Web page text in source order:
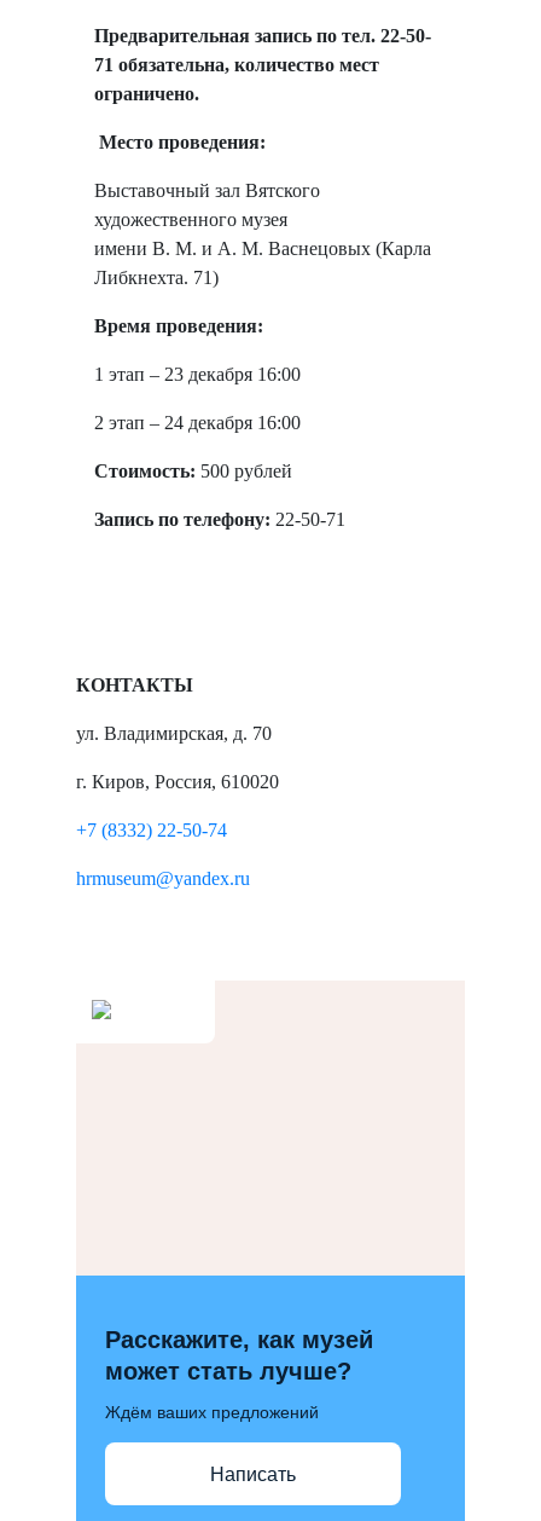
Предварительная запись по тел. 22-50-
71 обязательна, количество мест
ограничено.
Место проведения:
Выставочный зал Вятского
художественного музея
имени В. М. и А. М. Васнецовых (Карла
Либкнехта. 71)
Время проведения:
1 этап – 23 декабря 16:00
2 этап – 24 декабря 16:00
Стоимость: 500 рублей
Запись по телефону: 22-50-71
КОНТАКТЫ
ул. Владимирская, д. 70
г. Киров, Россия, 610020
+7 (8332) 22-50-74
hrmuseum@yandex.ru
Расскажите, как музей
может стать лучше?
Ждём ваших предложений
Написать